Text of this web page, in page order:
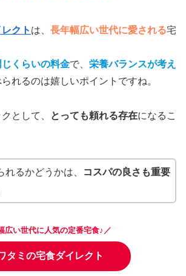
クト は、 長年幅広い世代に愛される宅
くらいの料金で、 栄養バランスが考え
れるのは嬉しいポイントですね。
として、 とっても頼れる存在になるこ
れるかどうかは、
コスパの良さも重要
広い世代に人気の定番宅食♪／
タミの宅食ダイレクト